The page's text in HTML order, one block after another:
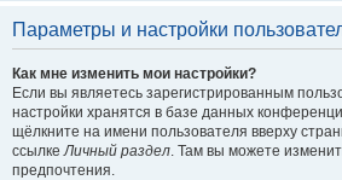
Параметры и настройки
Как мне изменить мои настройки?
Если вы являетесь зарегистрированным
настройки хранятся в базе данных
щёлкните на имени пользователя вверху
ссылкеЛичный раздел. Там вы можете
предпочтения.